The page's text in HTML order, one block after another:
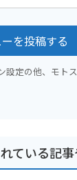
を投稿する
設定の他、モト
ている記